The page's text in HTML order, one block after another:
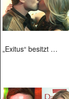
„Exitus“ besitzt …